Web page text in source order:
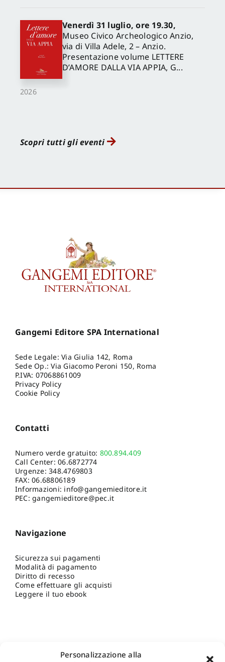
Personalizzazione alla
2026
Venerdì 31 luglio, ore 19.30,
Museo Civico Archeologico Anzio,
via di Villa Adele, 2 – Anzio.
Presentazione volume LETTERE
D’AMORE DALLA VIA APPIA, G...
Scopri tutti gli eventi
Gangemi Editore SPA International
Sede Legale: Via Giulia 142, Roma
Sede Op.: Via Giacomo Peroni 150, Roma
P.IVA: 07068861009
Privacy Policy
Cookie Policy
Contatti
Numero verde gratuito: 800.894.409
Call Center:06.6872774
Urgenze:348.4769803
FAX: 06.68806189
Informazioni: info@gangemieditore.it
PEC: gangemieditore@pec.it
Navigazione
Sicurezza sui pagamenti
Modalità di pagamento
Diritto di recesso
Come effettuare gli acquisti
Leggere il tuo ebook